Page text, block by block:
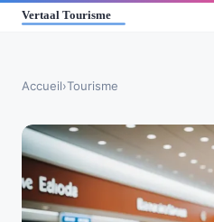
Accueil›Tourisme